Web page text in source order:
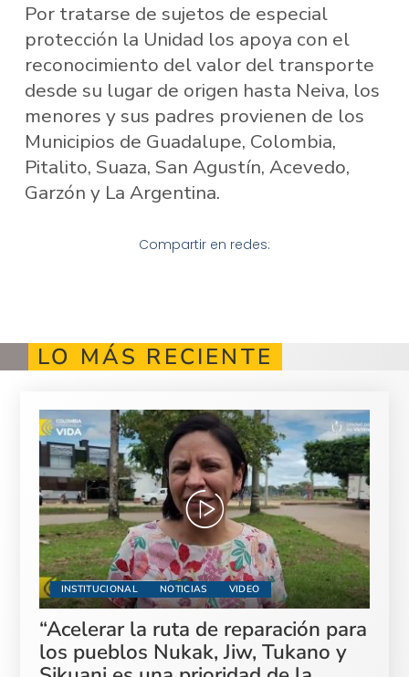
Por tratarse de sujetos de especial
protección la Unidad los apoya con el
reconocimiento del valor del transporte
desde su lugar de origen hasta Neiva, los
menores y sus padres provienen de los
Municipios de Guadalupe, Colombia,
Pitalito, Suaza, San Agustín, Acevedo,
Garzón y La Argentina.
Compartir en redes:
LO MÁS RECIENTE
INSTITUCIONAL NOTICIAS VIDEO
“Acelerar la ruta de reparación para
los pueblos Nukak, Jiw, Tukano y